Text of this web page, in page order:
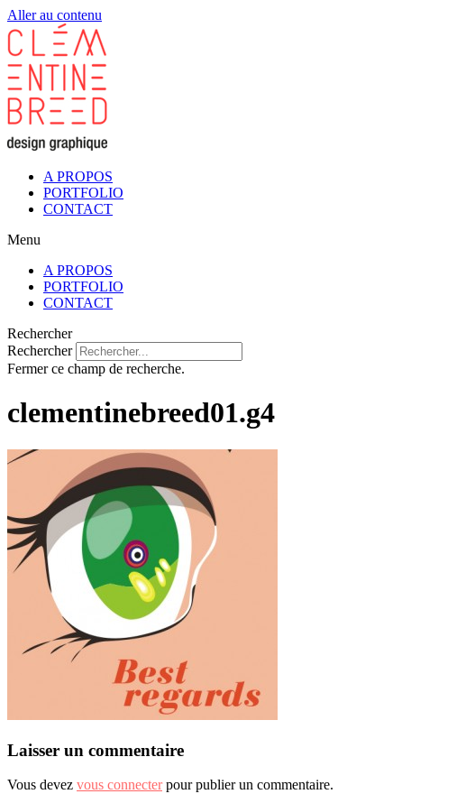
Aller au contenu
A PROPOS
PORTFOLIO
CONTACT
Menu
A PROPOS
PORTFOLIO
CONTACT
Rechercher
Rechercher
Fermer ce champ de recherche.
clementinebreed01.g4
Laisser un commentaire
Vous devez vous connecterpour publier un commentaire.